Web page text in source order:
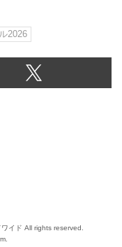
2026
イド All rights reserved.
.